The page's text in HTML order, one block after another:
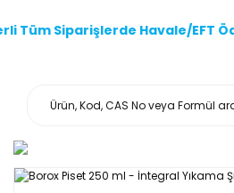
Tüm Siparişlerde Havale/EFT